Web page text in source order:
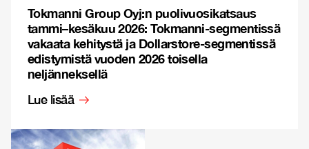
Tokmanni Group Oyj:n puolivuosikatsaus
tammi–kesäkuu 2026: Tokmanni-segmentissä
vakaata kehitystä ja Dollarstore-segmentissä
edistymistä vuoden 2026 toisella
neljänneksellä
Lue lisää